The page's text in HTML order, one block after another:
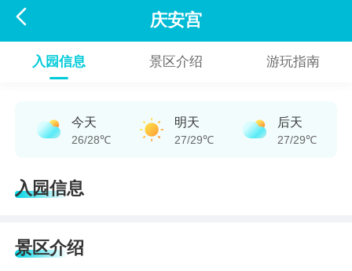
 庆安宫
入园信息 景区介绍 游玩指南
今天
26/28℃
明天
27/29℃
后天
27/29℃
入园信息
景区介绍